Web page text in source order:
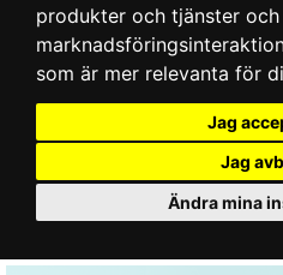
produkter och tjänster
som är mer relevanta för
Jag
Jag
Ändra mina